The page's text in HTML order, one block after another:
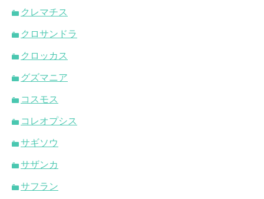
クレマチス
クロサンドラ
クロッカス
グズマニア
コスモス
コレオプシス
サギソウ
サザンカ
サフラン